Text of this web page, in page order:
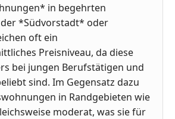
in begehrten
*Südvorstadt* oder
oft ein
Preisniveau, da diese
bei jungen Berufstätigen und
sind. Im Gegensatz dazu
in Randgebieten wie
moderat, was sie für